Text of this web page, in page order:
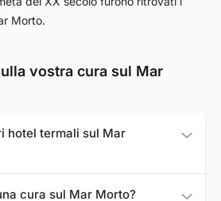
Morto.
vostra cura sul Mar
hotel termali sul Mar
cura sul Mar Morto?